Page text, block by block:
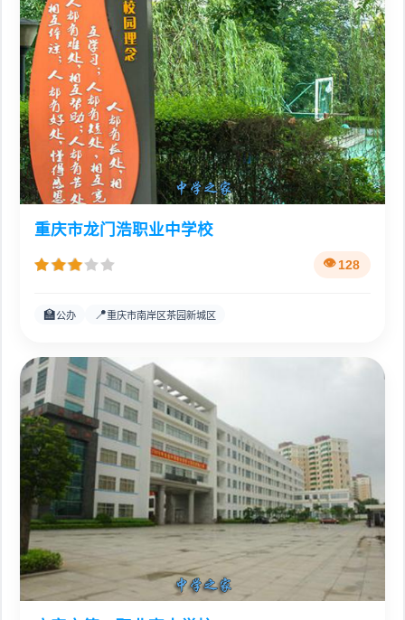
重庆市龙门浩职业中学校
128
🏫公办 📍重庆市南岸区茶园新城区